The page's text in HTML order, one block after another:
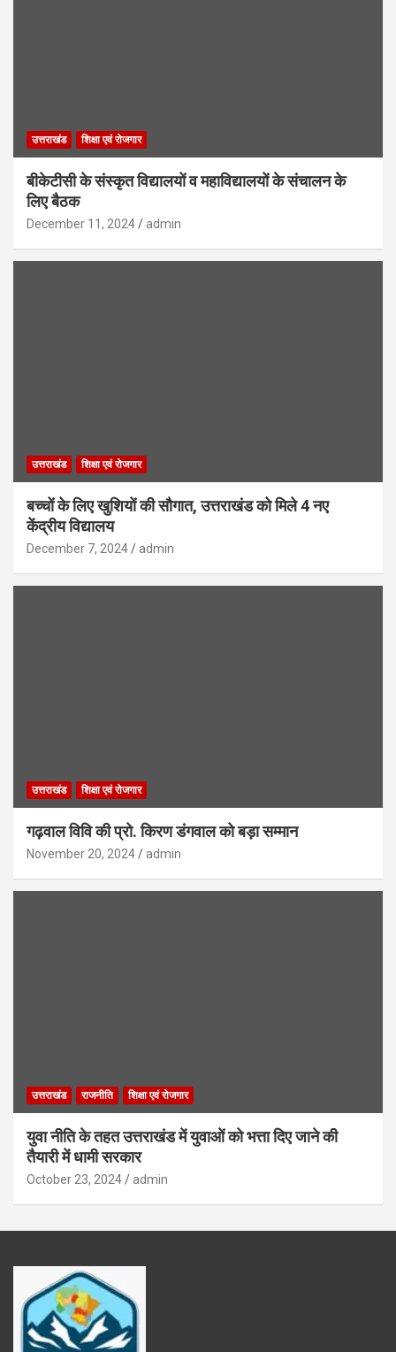
उत्तराखंड शिक्षा एवं रोजगार
बीकेटीसी के संस्कृत विद्यालयों व महाविद्यालयों के संचालन के
लिए बैठक
December 11, 2024 admin
उत्तराखंड शिक्षा एवं रोजगार
बच्चों के लिए खुशियों की सौगात, उत्तराखंड को मिले 4 नए
केंद्रीय विद्यालय
December 7, 2024 admin
उत्तराखंड शिक्षा एवं रोजगार
गढ़वाल विवि की प्रो. किरण डंगवाल को बड़ा सम्मान
November 20, 2024 admin
उत्तराखंड राजनीति शिक्षा एवं रोजगार
युवा नीति के तहत उत्तराखंड में युवाओं को भत्ता दिए जाने की
तैयारी में धामी सरकार
October 23, 2024 admin